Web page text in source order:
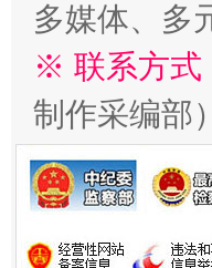
多媒体、多
※ 联系方式
制作采编部）